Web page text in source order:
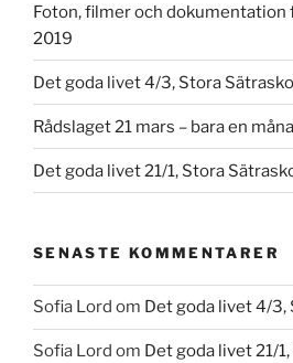
Foton, filmer och dokumentation
2019
Det goda livet 4/3, Stora
Rådslaget 21 mars – bara en
Det goda livet 21/1, Stora
SENASTE KOMMENTARER
Sofia Lord om Det goda livet 4/3,
Sofia Lord om Det goda livet 21/